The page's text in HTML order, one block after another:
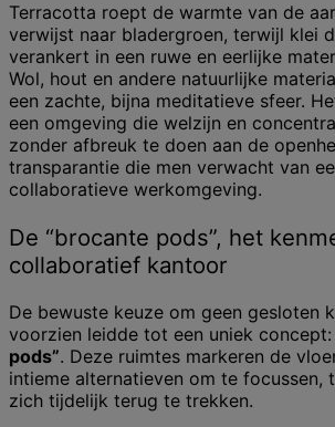
Terracotta roept de warmte van de
verwijst naar bladergroen, terwijl klei
verankert in een ruwe en eerlijke
Wol, hout en andere natuurlijke
een zachte, bijna meditatieve sfeer.
een omgeving die welzijn en
zonder afbreuk te doen aan de
transparantie die men verwacht van
collaboratieve werkomgeving.
De “brocante pods”, het
collaboratief kantoor
De bewuste keuze om geen gesloten
voorzien leidde tot een uniek
pods”. Deze ruimtes markeren de
intieme alternatieven om te focussen,
zich tijdelijk terug te trekken.